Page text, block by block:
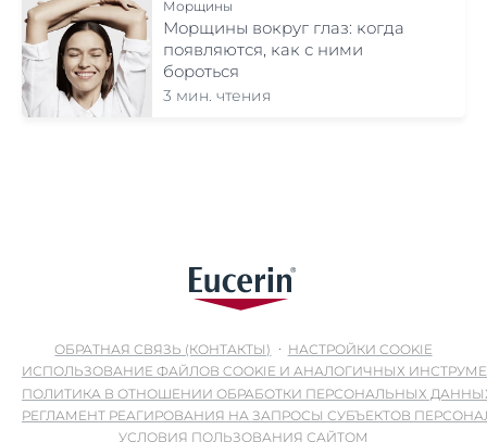
Морщины
Морщины вокруг глаз: когда
появляются, как с ними
бороться
3 мин. чтения
ОБРАТНАЯ СВЯЗЬ (КОНТАКТЫ)
НАСТРОЙКИ COOKIE
ИСПОЛЬЗОВАНИЕ ФАЙЛОВ COOKIE И АНАЛОГИЧНЫХ
ПОЛИТИКА В ОТНОШЕНИИ ОБРАБОТКИ ПЕРСОНАЛЬНЫХ
РЕГЛАМЕНТ РЕАГИРОВАНИЯ НА ЗАПРОСЫ СУБЪЕКТОВ
УСЛОВИЯ ПОЛЬЗОВАНИЯ САЙТОМ